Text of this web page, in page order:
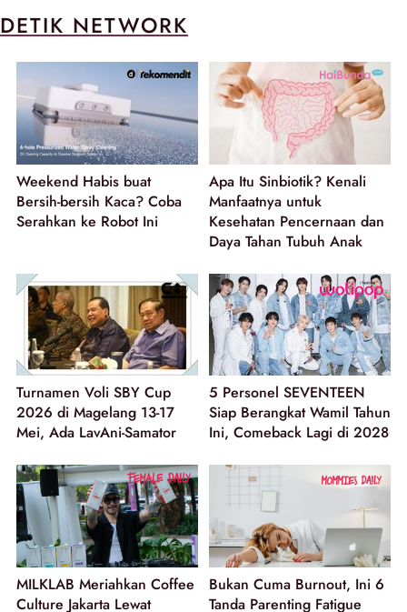
DETIK NETWORK
Weekend Habis buat
Bersih-bersih Kaca? Coba
Serahkan ke Robot Ini
Apa Itu Sinbiotik? Kenali
Manfaatnya untuk
Kesehatan Pencernaan dan
Daya Tahan Tubuh Anak
Turnamen Voli SBY Cup
2026 di Magelang 13-17
Mei, Ada LavAni-Samator
5 Personel SEVENTEEN
Siap Berangkat Wamil Tahun
Ini, Comeback Lagi di 2028
MILKLAB Meriahkan Coffee
Culture Jakarta Lewat
Bukan Cuma Burnout, Ini 6
Tanda Parenting Fatigue